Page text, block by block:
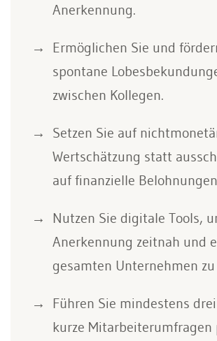
Anerkennung.
Ermöglichen Sie und
spontane
zwischen Kollegen.
Setzen Sie auf
Wertschätzung statt
auf finanzielle
Nutzen Sie digitale Tools,
Anerkennung zeitnah und
gesamten Unternehmen
Führen Sie mindestens
kurze Mitarbeiterumfragen